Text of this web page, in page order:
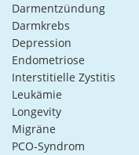
Darmentzündung
Darmkrebs
Depression
Endometriose
Interstitielle Zystitis
Leukämie
Longevity
Migräne
PCO-Syndrom